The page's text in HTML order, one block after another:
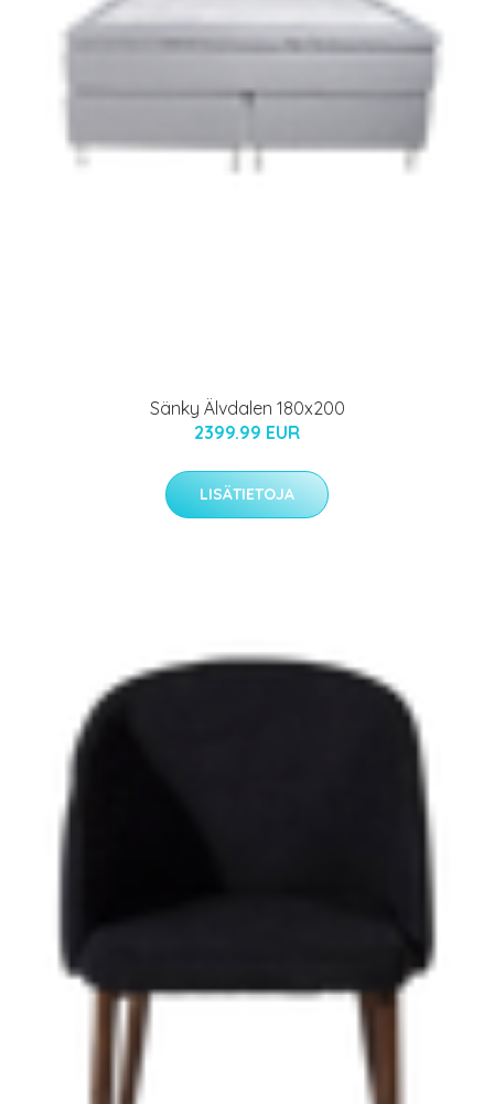
Sänky Älvdalen 180x200
2399.99 EUR
LISÄTIETOJA